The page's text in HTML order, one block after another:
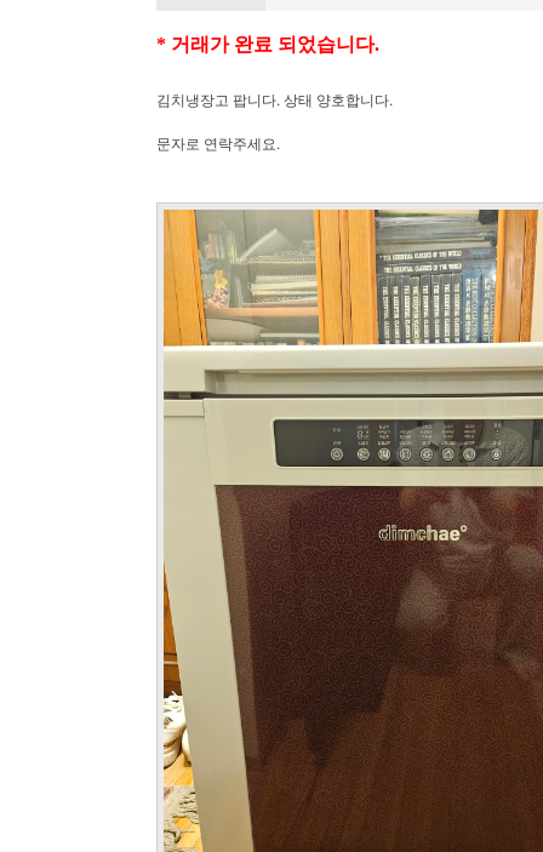
* 거래가 완료 되었습니다.
김치냉장고 팝니다. 상태 양호합니다.
문자로 연락주세요.